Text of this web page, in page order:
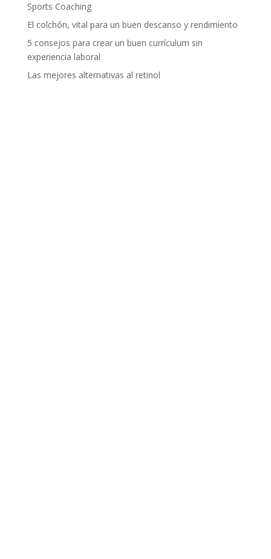
Sports Coaching
El colchón, vital para un buen descanso y rendimiento
5 consejos para crear un buen currículum sin
experiencia laboral
Las mejores alternativas al retinol